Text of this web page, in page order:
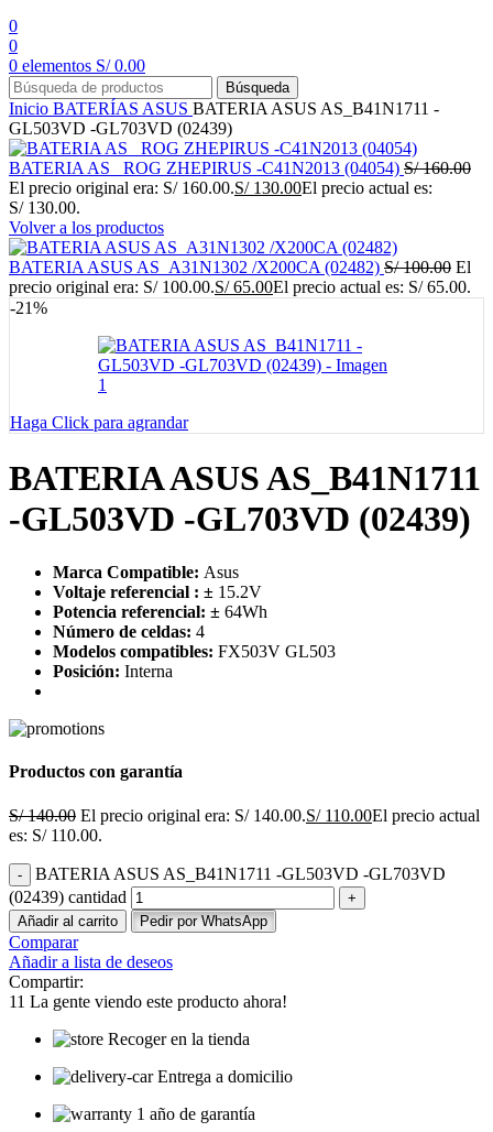
0
0
0 elementos S/0.00
Búsqueda
Inicio BATERÍAS ASUS BATERIA ASUS AS_B41N1711 -
GL503VD -GL703VD (02439)
BATERIA AS_ ROG ZHEPIRUS -C41N2013 (04054) S/160.00
El precio original era: S/ 160.00.S/130.00El precio actual es:
S/ 130.00.
Volver a los productos
BATERIA ASUS AS_A31N1302 /X200CA (02482) S/100.00 El
precio original era: S/ 100.00.S/65.00El precio actual es: S/ 65.00.
-21%
Haga Click para agrandar
BATERIA ASUS AS_B41N1711
-GL503VD -GL703VD (02439)
Marca Compatible: Asus
Voltaje referencial : ± 15.2V
Potencia referencial: ± 64Wh
Número de celdas: 4
Modelos compatibles: FX503V GL503
Posición: Interna
Productos con garantía
S/140.00 El precio original era: S/ 140.00.S/110.00El precio actual
es: S/ 110.00.
BATERIA ASUS AS_B41N1711 -GL503VD -GL703VD
(02439) cantidad
Añadir al carrito Pedir por WhatsApp
Comparar
Añadir a lista de deseos
Compartir:
11 La gente viendo este producto ahora!
Recoger en la tienda
Entrega a domicilio
1 año de garantía